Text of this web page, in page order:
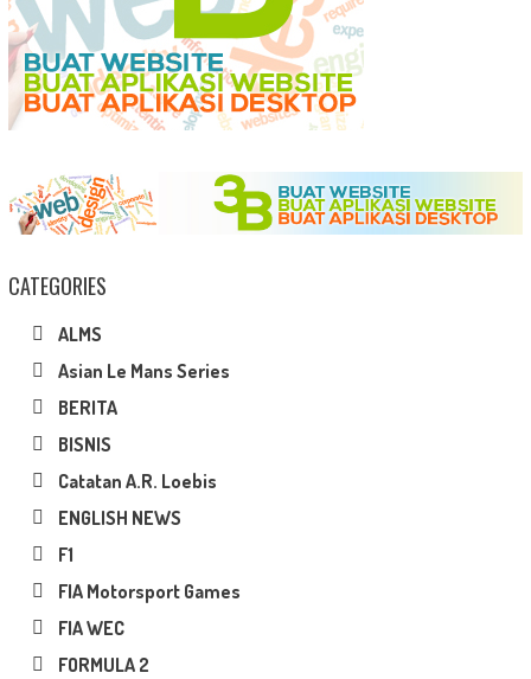
CATEGORIES
ALMS
Asian Le Mans Series
BERITA
BISNIS
Catatan A.R. Loebis
ENGLISH NEWS
F1
FIA Motorsport Games
FIA WEC
FORMULA 2